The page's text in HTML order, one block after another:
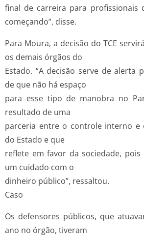
final de carreira para profissionais
começando”, disse.
Para Moura, a decisão do TCE
os demais órgãos do
Estado. “A decisão serve de alerta
de que não há espaço
para esse tipo de manobra no
resultado de uma
parceria entre o controle interno e
do Estado e que
reflete em favor da sociedade,
um cuidado com o
dinheiro público”, ressaltou.
Caso
Os defensores públicos, que
ano no órgão, tiveram